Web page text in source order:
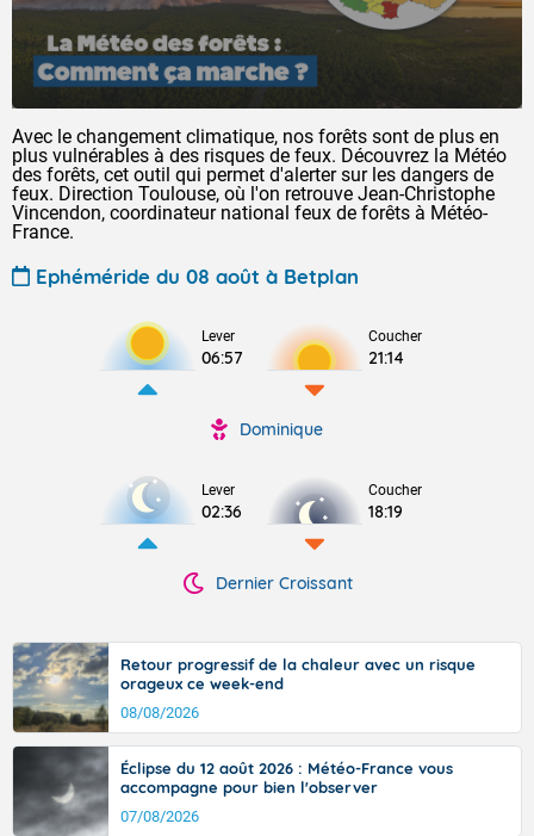
Avec le changement climatique, nos forêts sont de plus en
plus vulnérables à des risques de feux. Découvrez la Météo
des forêts, cet outil qui permet d'alerter sur les dangers de
feux. Direction Toulouse, où l'on retrouve Jean-Christophe
Vincendon, coordinateur national feux de forêts à Météo-
France.
Ephéméride du 08 août à Betplan
Lever
06:57
Coucher
21:14
Dominique
Lever
02:36
Coucher
18:19
Dernier Croissant
Retour progressif de la chaleur avec un risque
orageux ce week-end
08/08/2026
Éclipse du 12 août 2026 : Météo-France vous
accompagne pour bien l'observer
07/08/2026